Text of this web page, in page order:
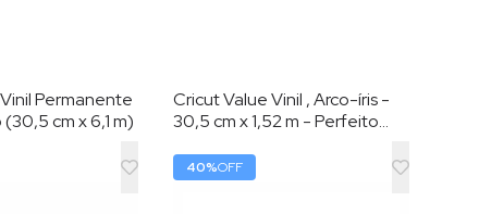
Permanente
cm x 6,1 m)
Cricut Value Vinil , Arco-íris -
30,5 cm x 1,52 m - Perfeito
40%OFF